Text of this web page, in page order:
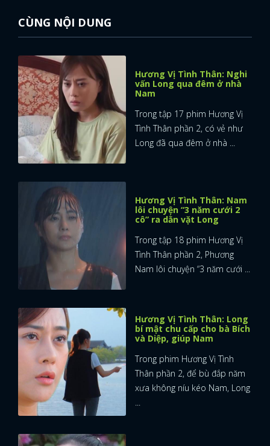
FACEBOOK
CÙNG NỘI DUNG
Hương Vị Tình Thân: Nghi
vấn Long qua đêm ở nhà
Nam
Trong tập 17 phim Hương Vị
Tình Thân phần 2, có vẻ như
Long đã qua đêm ở nhà ...
Hương Vị Tình Thân: Nam
lôi chuyện “3 năm cưới 2
cô” ra dằn vặt Long
Trong tập 18 phim Hương Vị
Tình Thân phần 2, Phương
Nam lôi chuyện “3 năm cưới ...
Hương Vị Tình Thân: Long
bí mật chu cấp cho bà Bích
và Diệp, giúp Nam
Trong phim Hương Vị Tình
Thân phần 2, để bù đắp năm
xưa không níu kéo Nam, Long
...